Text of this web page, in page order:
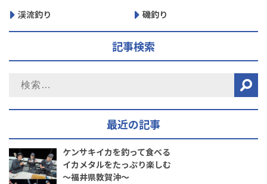
渓流釣り
磯釣り
記事検索
最近の記事
ケンサキイカを釣って食べる
イカメタルをたっぷり楽しむ
～福井県敦賀沖～